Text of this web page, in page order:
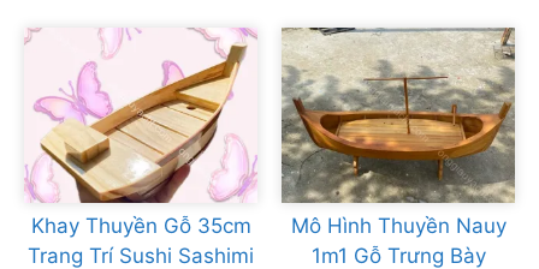
Khay Thuyền Gỗ 35cm
Trang Trí Sushi Sashimi
Mô Hình Thuyền Nauy
1m1 Gỗ Trưng Bày